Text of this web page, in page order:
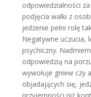
odpowiedzialności
podjęcia walki z
jedzenie pełni rolę
Negatywne uczucia,
psychiczny.
odpowiedzią na
wywołuje gniew czy
objadających się,